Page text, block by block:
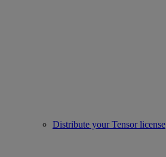
Distribute your Tensor license